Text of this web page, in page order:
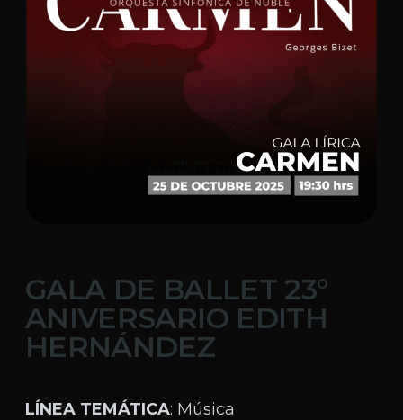
GALA DE BALLET 23°
ANIVERSARIO EDITH
HERNÁNDEZ
LÍNEA TEMÁTICA: Música